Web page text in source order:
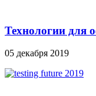
Технологии для
05 декабря 2019